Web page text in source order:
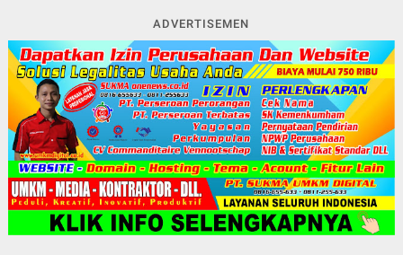
ADVERTISEMEN